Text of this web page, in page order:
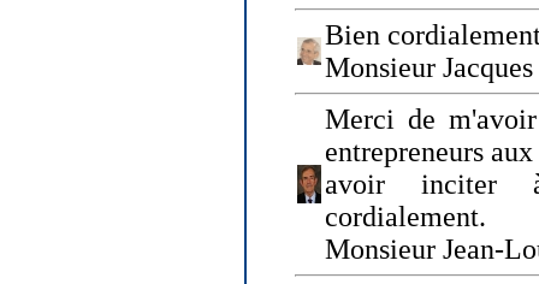
Bien
Monsieur
Merci de
entrepreneurs
avoir inciter
cordialement.
Monsieur Jean-